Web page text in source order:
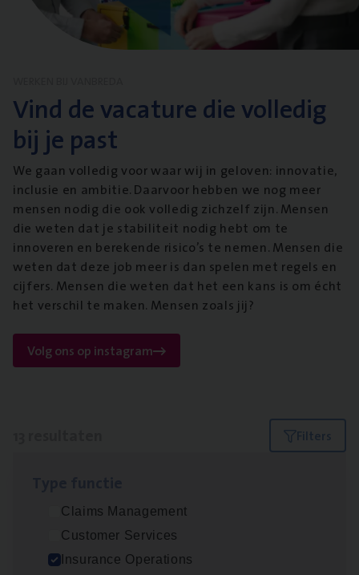
Vind de vacature die volledig
bij je past
We gaan volledig voor waar wij in geloven: innovatie,
inclusie en ambitie. Daarvoor hebben we nog meer
mensen nodig die ook volledig zichzelf zijn. Mensen
die weten dat je stabiliteit nodig hebt om te
innoveren en berekende risico’s te nemen. Mensen die
weten dat deze job meer is dan spelen met regels en
cijfers. Mensen die weten dat het een kans is om écht
het verschil te maken. Mensen zoals jij?
Volg ons op instagram
Filters
Claims Management
Customer Services
Insurance Operations
Test Ana­lyst
IT, Change & Innovation
Antwerpen